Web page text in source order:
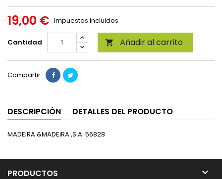
19,00 € Impuestos incluidos
Cantidad  Añadir al carrito
Compartir
DESCRIPCIÓN DETALLES DEL PRODUCTO
MADEIRA &MADEIRA ,S.A. 56828
PRODUCTOS 